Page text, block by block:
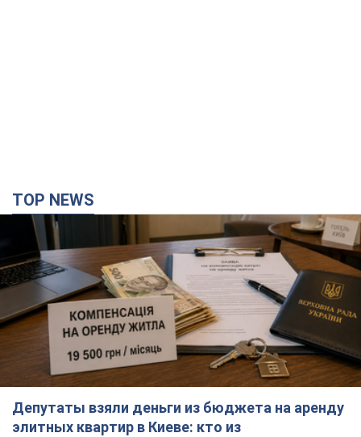
TOP NEWS
Депутаты взяли деньги из бюджета на аренду
элитных квартир в Киеве: кто из